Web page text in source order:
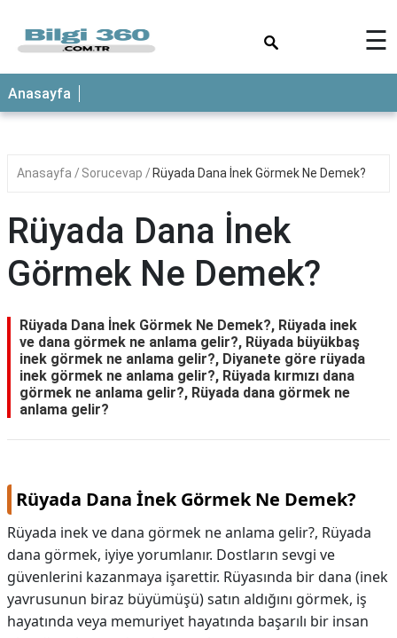
ANASAYFA
☰
Anasayfa
Anasayfa Sorucevap Rüyada Dana İnek Görmek Ne Demek?
Rüyada Dana İnek
Görmek Ne Demek?
Rüyada Dana İnek Görmek Ne Demek?, Rüyada inek
ve dana görmek ne anlama gelir?, Rüyada büyükbaş
inek görmek ne anlama gelir?, Diyanete göre rüyada
inek görmek ne anlama gelir?, Rüyada kırmızı dana
görmek ne anlama gelir?, Rüyada dana görmek ne
anlama gelir?
Rüyada Dana İnek Görmek Ne Demek?
Rüyada inek ve dana görmek ne anlama gelir?, Rüyada
dana görmek, iyiye yorumlanır. Dostların sevgi ve
güvenlerini kazanmaya işarettir. Rüyasında bir dana (inek
yavrusunun biraz büyümüşü) satın aldığını görmek, iş
hayatında veya memuriyet hayatında başarılı bir insan